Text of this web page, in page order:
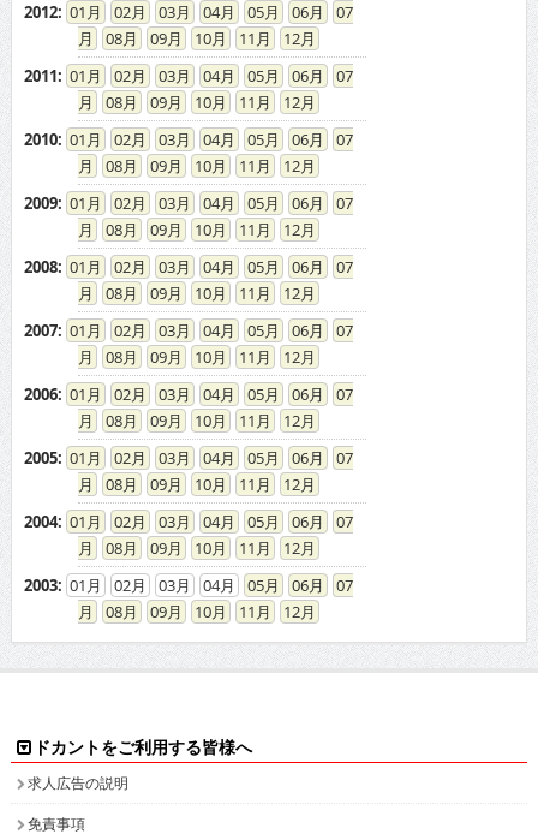
2012: 01 02 03 04 05 06
07
08
09 10 11
12
2011: 01 02 03 04 05 06
07
08
09 10 11
12
2010: 01 02 03 04 05 06
07
08
09 10 11
12
2009: 01 02 03 04 05 06
07
08
09 10 11
12
2008: 01 02 03 04 05 06
07
08
09 10 11
12
2007: 01 02 03 04 05 06
07
08
09 10 11
12
2006: 01 02 03 04 05 06
07
08
09 10 11
12
2005: 01 02 03 04 05 06
07
08
09 10 11
12
2004: 01 02 03 04 05 06
07
08
09 10 11
12
2003: 01 02 03 04 05 06
07
08
09 10 11 12
ドカントをご利用する皆様へ
求人広告の説明
免責事項